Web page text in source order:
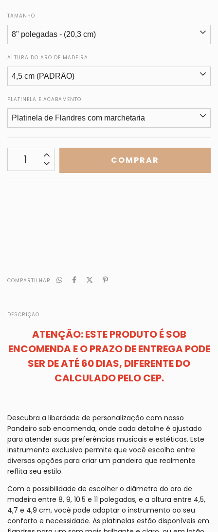
TAMANHO
ALTURA DO ARO DE MADEIRA
PLATINELA E ACABAMENTO
COMPARTILHAR
DESCRIÇÃO
ATENÇÃO: ESTE PRODUTO É SOB
ENCOMENDA E O PRAZO DE ENTREGA PODE
SER DE ATÉ 60 DIAS, DIFERENTE DO
CALCULADO PELO CEP.
Descubra a liberdade de personalização com nosso
Pandeiro sob encomenda, onde cada detalhe é ajustado
para atender suas preferências musicais e estéticas. Este
instrumento exclusivo permite que você escolha entre
diversas opções para criar um pandeiro que realmente
reflita seu estilo.
Com a possibilidade de escolher o diâmetro do aro de
madeira entre 8, 9, 10.5 e 11 polegadas, e a altura entre 4,5,
4,7 e 4,9 cm, você pode adaptar o instrumento ao seu
conforto e necessidade. As platinelas estão disponíveis em